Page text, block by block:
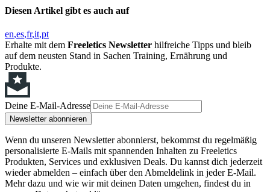
Diesen Artikel gibt es auch auf
en es fr it pt
Erhalte mit dem Freeletics Newsletter hilfreiche Tipps und bleib
auf dem neusten Stand in Sachen Training, Ernährung und
Produkte.
Deine E-Mail-Adresse
Newsletter abonnieren
Wenn du unseren Newsletter abonnierst, bekommst du regelmäßig
personalisierte E-Mails mit spannenden Inhalten zu Freeletics
Produkten, Services und exklusiven Deals. Du kannst dich jederzeit
wieder abmelden – einfach über den Abmeldelink in jeder E-Mail.
Mehr dazu und wie wir mit deinen Daten umgehen, findest du in